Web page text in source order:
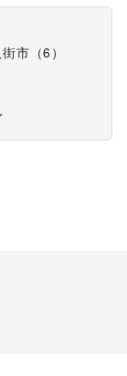
街市 （6 ）